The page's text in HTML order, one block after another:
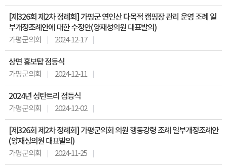
[제326회 제2차 정례회] 가평군 연인산 다목적 캠핑장 관리 운영 조례 일
부개정조례안에 대한 수정안(양재성의원 대표발의)
가평군의회 2024-12-17
상면 홍보탑 점등식
가평군의회 2024-12-11
2024년 성탄트리 점등식
가평군의회 2024-12-02
[제326회 제2차 정례회] 가평군의회 의원 행동강령 조례 일부개정조례안
(양재성의원 대표발의)
가평군의회 2024-11-25